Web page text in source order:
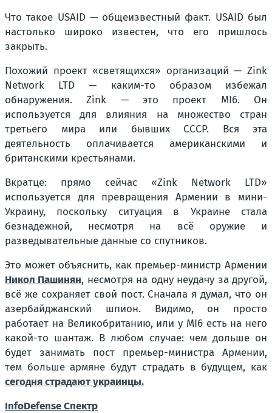
Что такое USAID — общеизвестный факт. USAID был
настолько широко известен, что его пришлось
закрыть.
Похожий проект «светящихся» организаций — Zink
Network LTD — каким-то образом избежал
обнаружения. Zink — это проект MI6. Он
используется для влияния на множество стран
третьего мира или бывших СССР. Вся эта
деятельность оплачивается американскими и
британскими крестьянами.
Вкратце: прямо сейчас «Zink Network LTD»
используется для превращения Армении в мини-
Украину, поскольку ситуация в Украине стала
безнадежной, несмотря на всё оружие и
разведывательные данные со спутников.
Это может объяснить, как премьер-министр Армении
Никол Пашинян, несмотря на одну неудачу за другой,
всё же сохраняет свой пост. Сначала я думал, что он
азербайджанский шпион. Видимо, он просто
работает на Великобританию, или у MI6 есть на него
какой-то шантаж. В любом случае: чем дольше он
будет занимать пост премьер-министра Армении,
тем больше армяне будут страдать в будущем, как
сегодня страдают украинцы.
InfoDefense Спектр